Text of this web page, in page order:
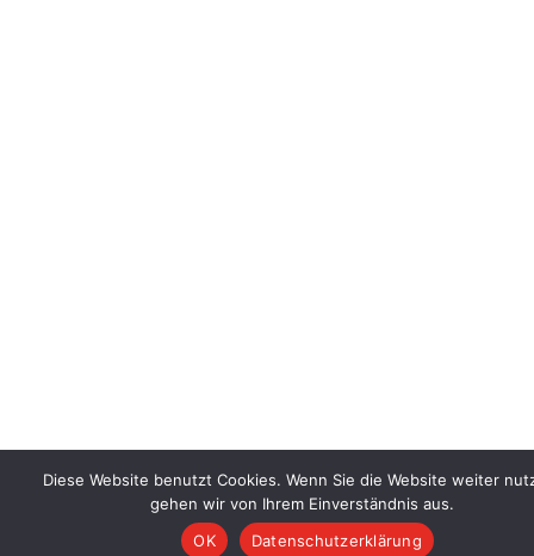
Diese Website benutzt Cookies. Wenn Sie die Website weiter
gehen wir von Ihrem Einverständnis aus.
OK
Datenschutzerklärung